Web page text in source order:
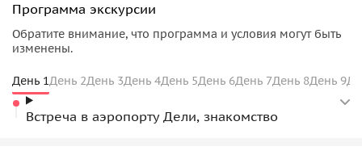
Программа экскурсии
Обратите внимание, что программа и условия могут быть
изменены.
День 1День 2День 3День 4День 5День 6День 7День 8День 9
Встреча в аэропорту Дели, знакомство